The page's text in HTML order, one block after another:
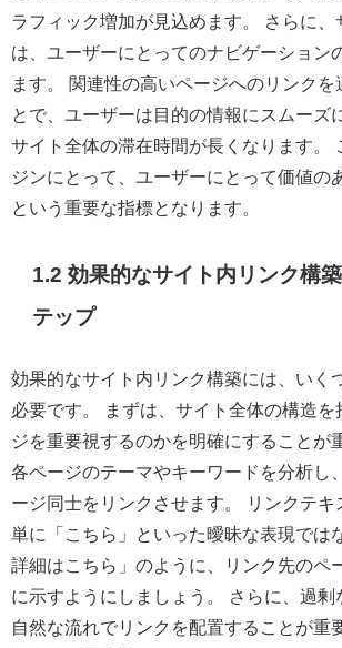
ラフィック増加が見込めます。 さらに、
は、ユーザーにとってのナビゲーション
ます。 関連性の高いページへのリンクを
とで、ユーザーは目的の情報にスムーズ
サイト全体の滞在時間が長くなります。
ジンにとって、ユーザーにとって価値の
という重要な指標となります。
1.2 効果的なサイト内リンク構
テップ
効果的なサイト内リンク構築には、いく
必要です。 まずは、サイト全体の構造を
ジを重要視するのかを明確にすることが
各ページのテーマやキーワードを分析し
ージ同士をリンクさせます。 リンクテキ
単に「こちら」といった曖昧な表現では
詳細はこちら」のように、リンク先のペ
に示すようにしましょう。 さらに、過剰
自然な流れでリンクを配置することが重